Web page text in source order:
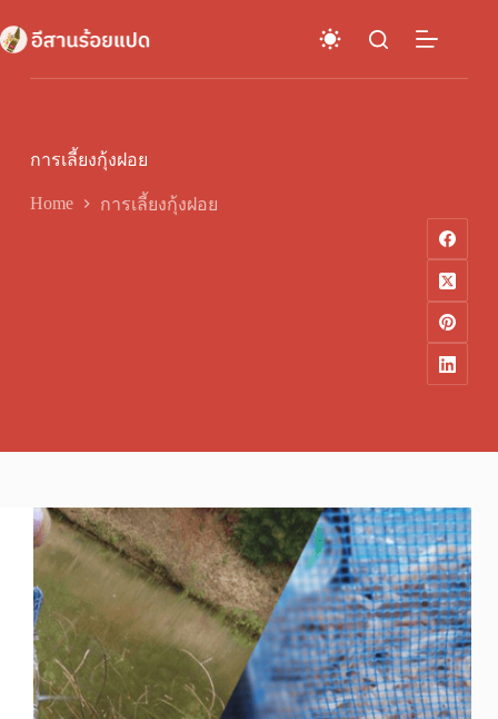
to
content
การเลี้ยงกุ้งฝอย
Home การเลี้ยงกุ้งฝอย